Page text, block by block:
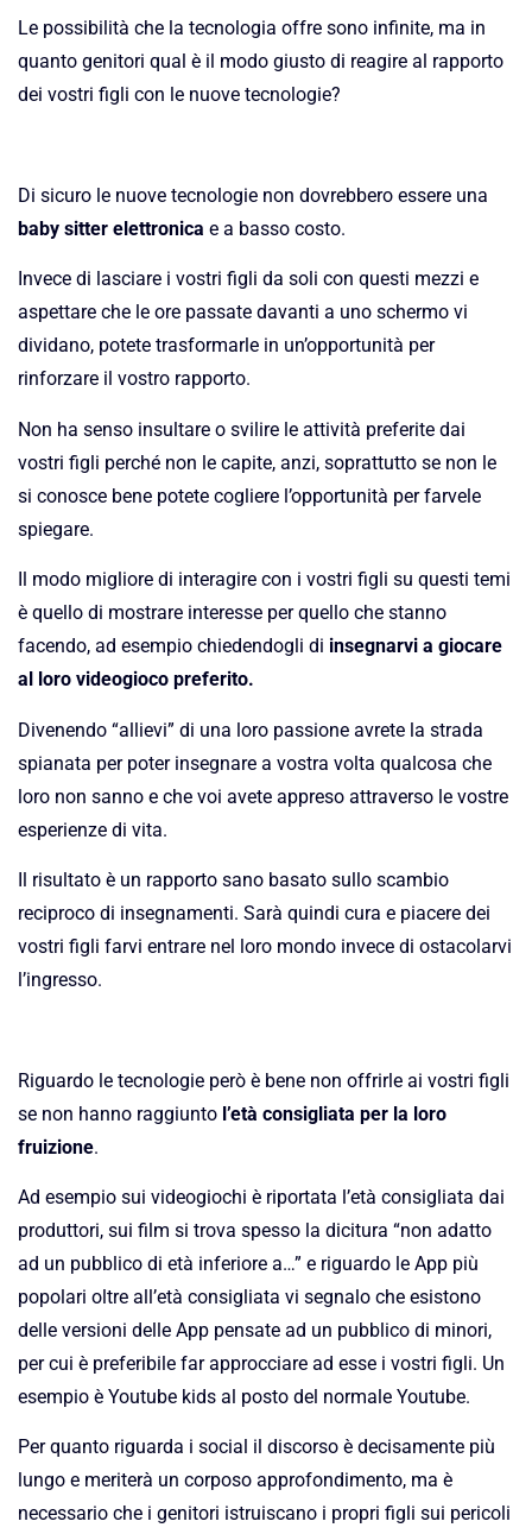
Le possibilità che la tecnologia offre sono infinite, ma in
quanto genitori qual è il modo giusto di reagire al rapporto
dei vostri figli con le nuove tecnologie?
Di sicuro le nuove tecnologie non dovrebbero essere una
baby sitter elettronica e a basso costo.
Invece di lasciare i vostri figli da soli con questi mezzi e
aspettare che le ore passate davanti a uno schermo vi
dividano, potete trasformarle in un’opportunità per
rinforzare il vostro rapporto.
Non ha senso insultare o svilire le attività preferite dai
vostri figli perché non le capite, anzi, soprattutto se non le
si conosce bene potete cogliere l’opportunità per farvele
spiegare.
Il modo migliore di interagire con i vostri figli su questi temi
è quello di mostrare interesse per quello che stanno
facendo, ad esempio chiedendogli di insegnarvi a giocare
al loro videogioco preferito.
Divenendo “allievi” di una loro passione avrete la strada
spianata per poter insegnare a vostra volta qualcosa che
loro non sanno e che voi avete appreso attraverso le vostre
esperienze di vita.
Il risultato è un rapporto sano basato sullo scambio
reciproco di insegnamenti. Sarà quindi cura e piacere dei
vostri figli farvi entrare nel loro mondo invece di ostacolarvi
l’ingresso.
Riguardo le tecnologie però è bene non offrirle ai vostri figli
se non hanno raggiunto l’età consigliata per la loro
fruizione.
Ad esempio sui videogiochi è riportata l’età consigliata dai
produttori, sui film si trova spesso la dicitura “non adatto
ad un pubblico di età inferiore a…” e riguardo le App più
popolari oltre all’età consigliata vi segnalo che esistono
delle versioni delle App pensate ad un pubblico di minori,
per cui è preferibile far approcciare ad esse i vostri figli. Un
esempio è Youtube kids al posto del normale Youtube.
Per quanto riguarda i social il discorso è decisamente più
lungo e meriterà un corposo approfondimento, ma è
necessario che i genitori istruiscano i propri figli sui pericoli